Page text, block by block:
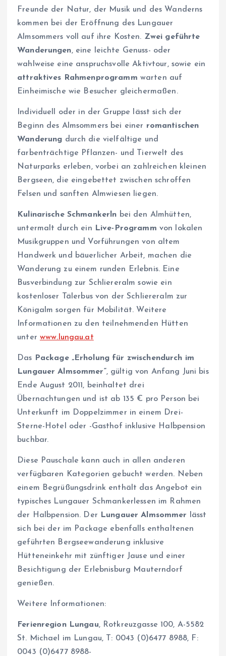
Freunde der Natur, der Musik und des Wanderns
kommen bei der Eröffnung des Lungauer
Almsommers voll auf ihre Kosten. Zwei geführte
Wanderungen, eine leichte Genuss- oder
wahlweise eine anspruchsvolle Aktivtour, sowie ein
attraktives Rahmenprogramm warten auf
Einheimische wie Besucher gleichermaßen.
Individuell oder in der Gruppe lässt sich der
Beginn des Almsommers bei einer romantischen
Wanderung durch die vielfältige und
farbenträchtige Pflanzen- und Tierwelt des
Naturparks erleben, vorbei an zahlreichen kleinen
Bergseen, die eingebettet zwischen schroffen
Felsen und sanften Almwiesen liegen.
Kulinarische Schmankerln bei den Almhütten,
untermalt durch ein
Live-Programm von lokalen
Musikgruppen und Vorführungen von altem
Handwerk und bäuerlicher Arbeit, machen die
Wanderung zu einem runden Erlebnis. Eine
Busverbindung zur Schliereralm sowie ein
kostenloser Tälerbus von der Schliereralm zur
Königalm sorgen für Mobilität. Weitere
Informationen zu den teilnehmenden Hütten
unter www.lungau.at
Das
Package „Erholung für zwischendurch im
Lungauer Almsommer“, gültig von Anfang Juni bis
Ende August 2011, beinhaltet drei
Übernachtungen und ist ab 135 € pro Person bei
Unterkunft im Doppelzimmer in einem Drei-
Sterne-Hotel oder -Gasthof inklusive Halbpension
buchbar.
Diese Pauschale kann auch in allen anderen
verfügbaren Kategorien gebucht werden. Neben
einem Begrüßungsdrink enthält das Angebot ein
typisches Lungauer Schmankerlessen im Rahmen
der Halbpension. Der Lungauer Almsommer lässt
sich bei der im Package ebenfalls enthaltenen
geführten Bergseewanderung inklusive
Hütteneinkehr mit zünftiger Jause und einer
Besichtigung der Erlebnisburg Mauterndorf
genießen.
Weitere Informationen:
Ferienregion Lungau, Rotkreuzgasse 100, A-5582
St. Michael im Lungau, T: 0043 (0)6477 8988, F:
0043 (0)6477 8988-